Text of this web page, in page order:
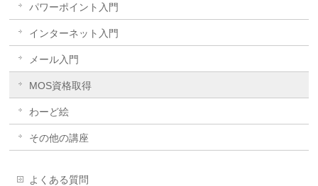
パワーポイント入門
インターネット入門
メール入門
MOS資格取得
わーど絵
その他の講座
よくある質問